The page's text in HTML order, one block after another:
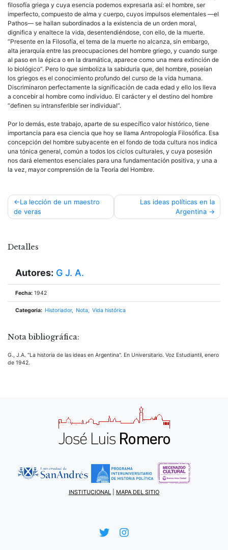
filosofía griega y cuya esencia podemos expresarla así: el hombre, ser
imperfecto, compuesto de alma y cuerpo, cuyos impulsos elementales —el
Pathos— se hallan subordinados a la existencia de un orden moral,
dignifica y enaltece la vida, desentendiéndose, con ello, de la muerte.
“Presente en la Filosofía, el tema de la muerte no alcanza, sin embargo,
alta jerarquía entre las preocupaciones del hombre griego, y cuando surge
al paso en la épica o en la dramática, aparece como una mera extinción de
lo biológico”. Pero lo que simboliza la sabiduría que, del hombre, poseían
los griegos es el conocimiento profundo del curso de la vida humana.
Discriminaron perfectamente la significación de cada edad y ello los lleva
a concebir al hombre como individuo. El carácter y el destino del hombre
“definen su intransferible ser individual”.
Por lo demás, este trabajo, aparte de su específico valor histórico, tiene
importancia para esa ciencia que hoy se llama Antropología Filosófica. Esa
concepción del hombre subyacente en el fondo de toda cultura nos indica
una tónica general, común a todos los ciclos culturales, y cuya posesión
nos dará elementos esenciales para una fundamentación positiva, y una a
la vez, mayor comprensión de la Teoría del Hombre.
Navegación
de
La lección de un maestro
de veras
Las ideas políticas en la
Argentina
Detalles
Autores: G J. A.
Fecha: 1942
Categoria: Historiador Nota Vida histórica
Nota bibliográfica:
G., J.A. "La historia de las ideas en Argentina". En Universitario. Voz Estudiantil, enero
de 1942.
INSTITUCIONAL MAPA DEL SITIO